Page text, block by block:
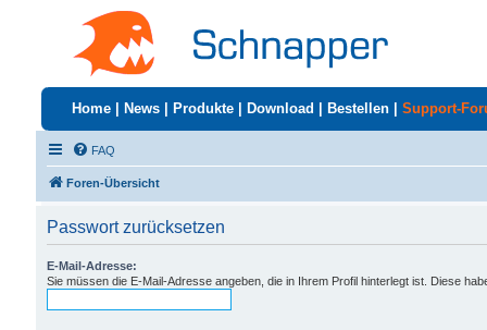
Home News Produkte Download Bestellen Support-
FAQ
Foren-Übersicht
Passwort zurücksetzen
E-Mail-Adresse:
Sie müssen die E-Mail-Adresse angeben, die in Ihrem Profil hinterlegt ist. Diese